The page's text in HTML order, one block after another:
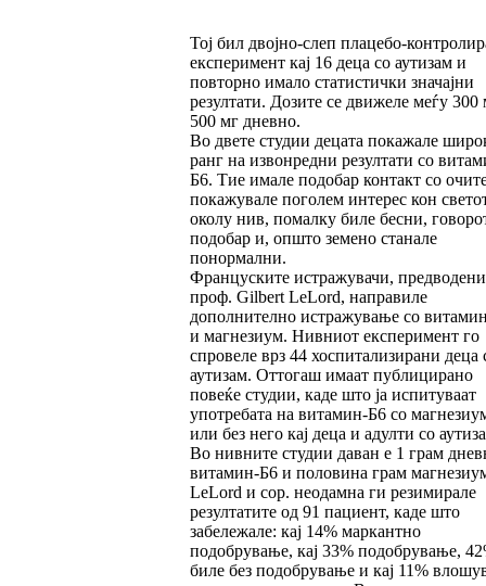
Тој бил двојно-слеп плацебо-
експеримент кај 16 деца со аутизам и
повторно имало статистички значајни
резултати. Дозите се движеле меѓу 300
500 мг дневно.
Во двете студии децата покажале
ранг на извонредни резултати со
Б6. Тие имале подобар контакт со
покажувале поголем интерес кон
околу нив, помалку биле бесни,
подобар и, општо земено станале
понормални.
Француските истражувачи,
проф. Gilbert LeLord, направиле
дополнително истражување со
и магнезиум. Нивниот експеримент го
спровеле врз 44 хоспитализирани деца
аутизам. Оттогаш имаат публицирано
повеќе студии, каде што ја испитуваат
употребата на витамин-Б6 со
или без него кај деца и адулти со
Во нивните студии даван е 1 грам
витамин-Б6 и половина грам
LeLord и сор. неодамна ги резимирале
резултатите од 91 пациент, каде што
забележале: кај 14% маркантно
подобрување, кај 33% подобрување,
биле без подобрување и кај 11%